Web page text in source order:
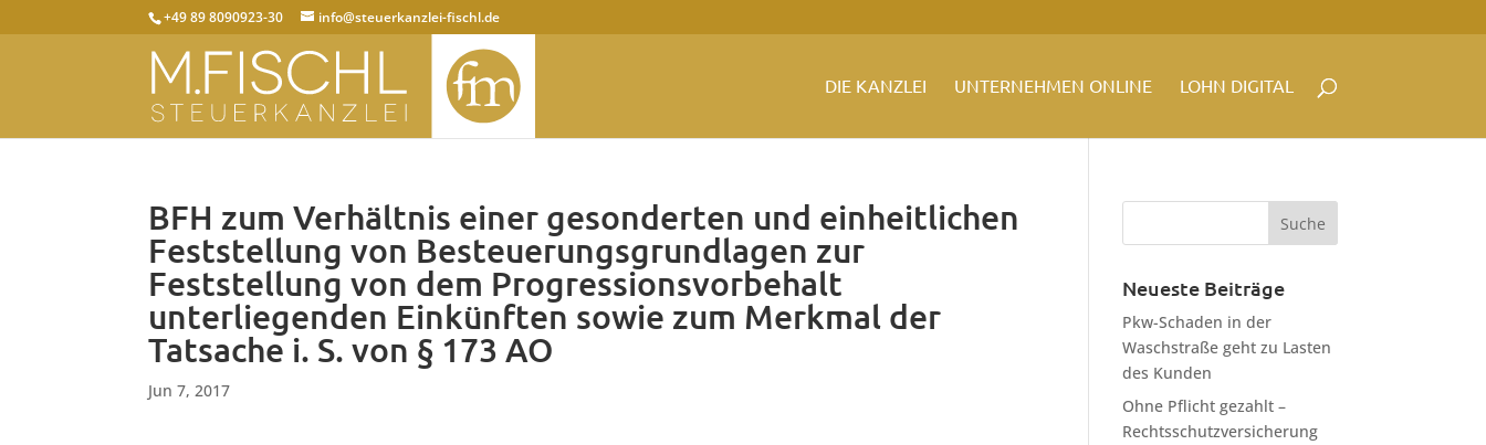
+49 89 8090923-30 info@steuerkanzlei-fischl.de
DIE KANZLEI UNTERNEHMEN ONLINE LOHN DIGITAL
BFH zum Verhältnis einer gesonderten und einheitlichen
Feststellung von Besteuerungsgrundlagen zur
Feststellung von dem Progressionsvorbehalt
unterliegenden Einkünften sowie zum Merkmal der
Tatsache i. S. von § 173 AO
Jun 7, 2017
Neueste Beiträge
Pkw-Schaden in der
Waschstraße geht zu Lasten
des Kunden
Ohne Pflicht gezahlt –
Rechtsschutzversicherung